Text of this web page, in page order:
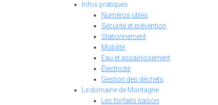
Infos pratiques
Numéros utiles
Sécurité et prévention
Stationnement
Mobilité
Eau et assainissement
Électricité
Gestion des déchets
Le domaine de Montagne
Les forfaits saison